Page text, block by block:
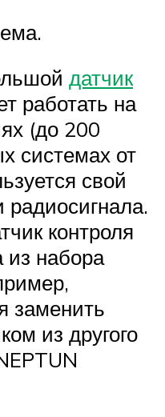
датчик
работать на
(до 200
системах от
свой
контроля
из набора
заменить
из другого